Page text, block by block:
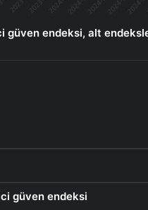
güven endeksi, alt
güven endeksi